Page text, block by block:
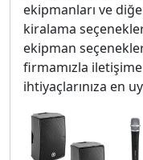
ekipmanları ve
kiralama
ekipman
firmamızla
ihtiyaçlarınıza en